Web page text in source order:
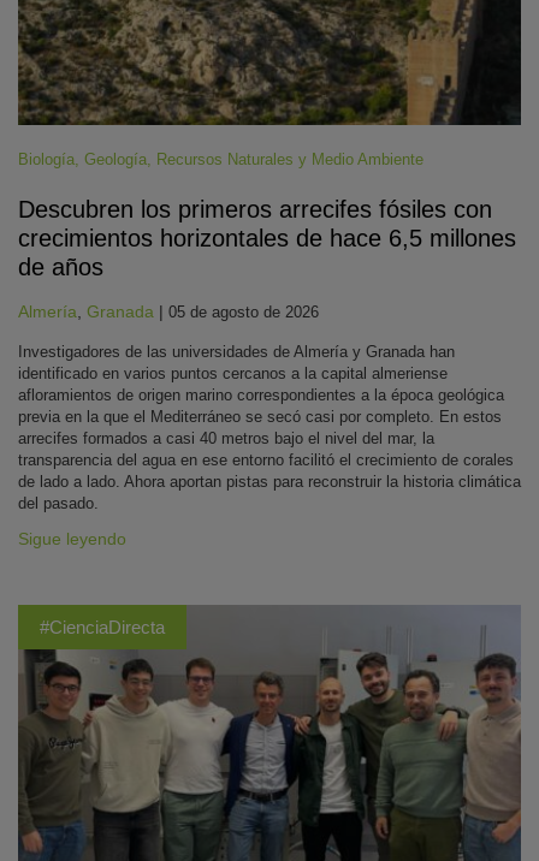
Biología, Geología, Recursos Naturales y Medio Ambiente
Descubren los primeros arrecifes fósiles con
crecimientos horizontales de hace 6,5 millones
de años
Almería Granada | 05 de agosto de 2026
Investigadores de las universidades de Almería y Granada han
identificado en varios puntos cercanos a la capital almeriense
afloramientos de origen marino correspondientes a la época geológica
previa en la que el Mediterráneo se secó casi por completo. En estos
arrecifes formados a casi 40 metros bajo el nivel del mar, la
transparencia del agua en ese entorno facilitó el crecimiento de corales
de lado a lado. Ahora aportan pistas para reconstruir la historia climática
del pasado.
Sigue leyendo
#CienciaDirecta